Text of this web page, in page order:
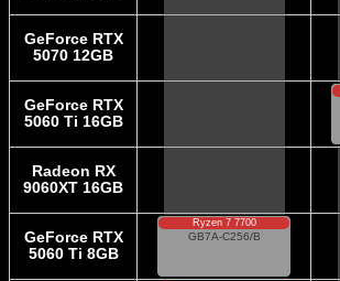
GeForce RTX
5070 12GB
GeForce RTX
5060 Ti 16GB
Radeon RX
9060XT 16GB
GeForce RTX
5060 Ti 8GB
Ryzen 7 7700
GB7A-C256/B